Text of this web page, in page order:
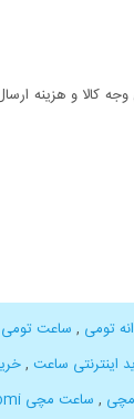
و هزینه
تومی , ساعت تومی
اینترنتی ساعت ,
, ساعت مچی Tomi مدل T082